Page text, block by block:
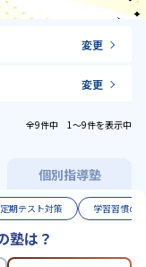
変更
変更
全9件中 1〜9件を表示中
個別指導塾
期テスト対策 学習習慣の
塾は？